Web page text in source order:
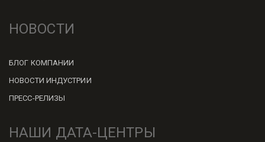
НОВОСТИ
БЛОГ КОМПАНИИ
НОВОСТИ ИНДУСТРИИ
ПРЕСС-РЕЛИЗЫ
НАШИ ДАТА-ЦЕНТРЫ